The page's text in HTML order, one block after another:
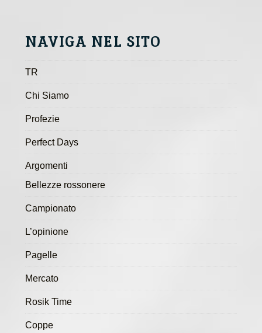
NAVIGA NEL SITO
TR
Chi Siamo
Profezie
Perfect Days
Argomenti
Bellezze rossonere
Campionato
L’opinione
Pagelle
Mercato
Rosik Time
Coppe